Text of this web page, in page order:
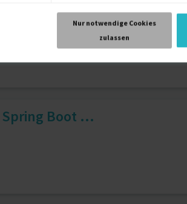
Nur notwendige Cookies
zulassen
Boot und T...
Apache Maven 9 J. Git
9 J.
Boot ...